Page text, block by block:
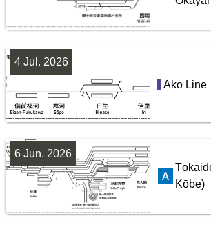
配線略図で辿るスジ屋の
楽天市場 書泉 BOOTH
Akō Line
4 Jul. 2026
Kōbe)
6 Jun. 2026